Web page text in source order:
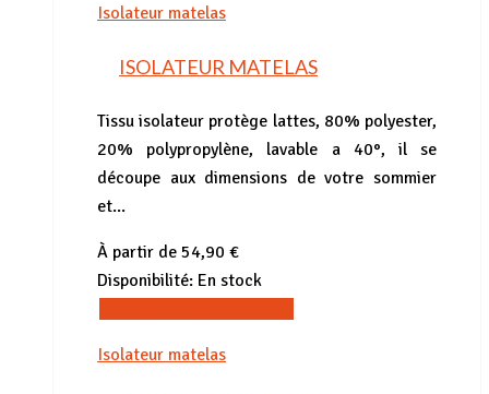
Isolateur matelas
ISOLATEUR MATELAS
Tissu isolateur protège lattes, 80% polyester,
20% polypropylène, lavable a 40°, il se
découpe aux dimensions de votre sommier
et...
À partir de 54,90 €
Disponibilité: En stock
Isolateur matelas